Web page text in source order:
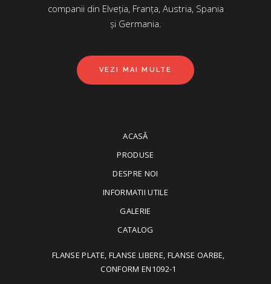
companii din Elveția, Franța, Austria, Spania
și Germania.
VEZI MAI MULTE
ACASĂ
PRODUSE
DESPRE NOI
INFORMATII UTILE
GALERIE
CATALOG
FLANSE PLATE, FLANSE LIBERE, FLANSE OARBE,
CONFORM EN1092-1